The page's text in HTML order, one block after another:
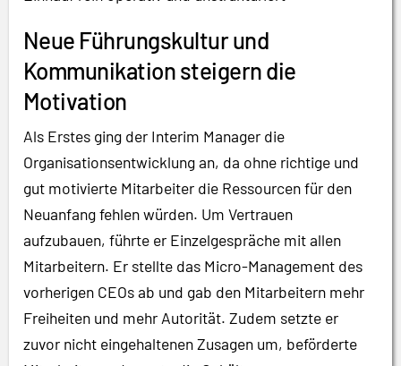
Neue Führungskultur und
Kommunikation steigern die
Motivation
Als Erstes ging der Interim Manager die
Organisationsentwicklung an, da ohne richtige und
gut motivierte Mitarbeiter die Ressourcen für den
Neuanfang fehlen würden. Um Vertrauen
aufzubauen, führte er Einzelgespräche mit allen
Mitarbeitern. Er stellte das Micro-Management des
vorherigen CEOs ab und gab den Mitarbeitern mehr
Freiheiten und mehr Autorität. Zudem setzte er
zuvor nicht eingehaltenen Zusagen um, beförderte